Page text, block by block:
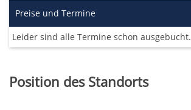
Preise und Termine
Leider sind alle Termine schon ausgebucht.
Position des Standorts